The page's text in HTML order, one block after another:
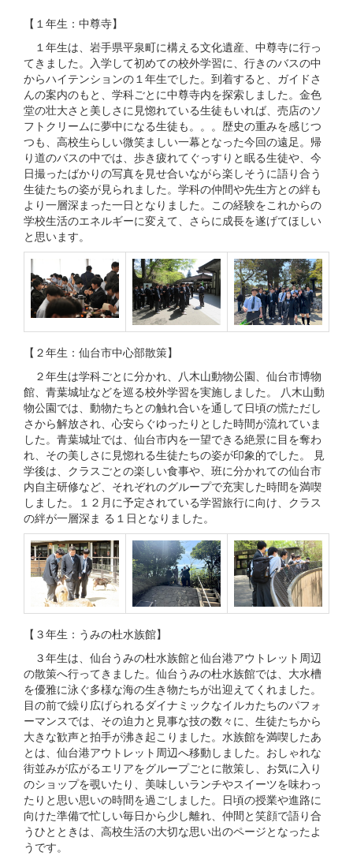
【１年生：中尊寺】
１年生は、岩手県平泉町に構える文化遺産、中尊寺に行っ
てきました。入学して初めての校外学習に、行きのバスの中
からハイテンションの１年生でした。到着すると、ガイドさ
んの案内のもと、学科ごとに中尊寺内を探索しました。金色
堂の壮大さと美しさに見惚れている生徒もいれば、売店のソ
フトクリームに夢中になる生徒も。。。歴史の重みを感じつ
つも、高校生らしい微笑ましい一幕となった今回の遠足。帰
り道のバスの中では、歩き疲れてぐっすりと眠る生徒や、今
日撮ったばかりの写真を見せ合いながら楽しそうに語り合う
生徒たちの姿が見られました。学科の仲間や先生方との絆も
より一層深まった一日となりました。この経験をこれからの
学校生活のエネルギーに変えて、さらに成長を遂げてほしい
と思います。
【２年生：仙台市中心部散策】
２年生は学科ごとに分かれ、八木山動物公園、仙台市博物
館、青葉城址などを巡る校外学習を実施しました。 八木山動
物公園では、動物たちとの触れ合いを通して日頃の慌ただし
さから解放され、心安らぐゆったりとした時間が流れていま
した。青葉城址では、仙台市内を一望できる絶景に目を奪わ
れ、その美しさに見惚れる生徒たちの姿が印象的でした。 見
学後は、クラスごとの楽しい食事や、班に分かれての仙台市
内自主研修など、それぞれのグループで充実した時間を満喫
しました。１２月に予定されている学習旅行に向け、クラス
の絆が一層深ま る１日となりました。
【３年生：うみの杜水族館】
３年生は、仙台うみの杜水族館と仙台港アウトレット周辺
の散策へ行ってきました。仙台うみの杜水族館では、大水槽
を優雅に泳ぐ多様な海の生き物たちが出迎えてくれました。
目の前で繰り広げられるダイナミックなイルカたちのパフォ
ーマンスでは、その迫力と見事な技の数々に、生徒たちから
大きな歓声と拍手が沸き起こりました。水族館を満喫したあ
とは、仙台港アウトレット周辺へ移動しました。おしゃれな
街並みが広がるエリアをグループごとに散策し、お気に入り
のショップを覗いたり、美味しいランチやスイーツを味わっ
たりと思い思いの時間を過ごしました。日頃の授業や進路に
向けた準備で忙しい毎日から少し離れ、仲間と笑顔で語り合
うひとときは、高校生活の大切な思い出のページとなったよ
うです。